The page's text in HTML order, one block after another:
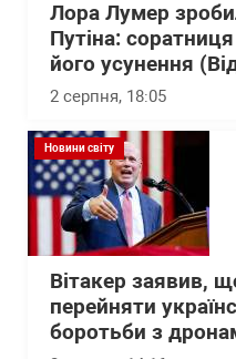
Лора Лумер
Путіна:
його усунення
2 серпня, 18:05
Новини світу
Вітакер заявив,
перейняти
боротьби з